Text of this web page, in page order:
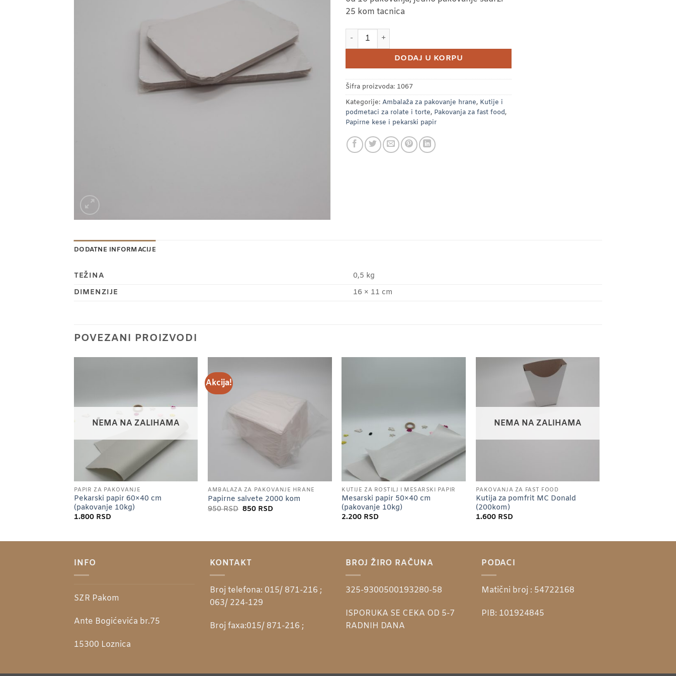
750 RSD.
25 kom tacnica
Kartonska tacna T2 ( 10 pakovanja x25 kom) količina
DODAJ U KORPU
Šifra proizvoda: 1067
Kategorije: Ambalaža za pakovanje hrane, Kutije i
podmetaci za rolate i torte, Pakovanja za fast food,
Papirne kese i pekarski papir
DODATNE INFORMACIJE
TEŽINA
0,5 kg
DIMENZIJE
16 × 11 cm
POVEZANI PROIZVODI
NEMA NA ZALIHAMA
PAPIR ZA PAKOVANJE
Pekarski papir 60×40 cm
(pakovanje 10kg)
1.800 RSD
Akcija!
AMBALAŽA ZA PAKOVANJE HRANE
Papirne salvete 2000 kom
950RSD Originalna
850 RSD
KUTIJE ZA ROŠTILJ I MESARSKI PAPIR
Mesarski papir 50×40 cm
(pakovanje 10kg)
2.200 RSD
NEMA NA ZALIHAMA
PAKOVANJA ZA FAST FOOD
Kutija za pomfrit MC Donald
(200kom)
1.600 RSD
INFO
SZR Pakom
Ante Bogićevića br.75
15300 Loznica
KONTAKT
Broj telefona: 015/ 871-216 ;
063/ 224-129
Broj faxa:015/ 871-216 ;
BROJ ŽIRO RAČUNA
325-9300500193280-58
ISPORUKA SE CEKA OD 5-7
RADNIH DANA
PODACI
Matični broj : 54722168
PIB: 101924845